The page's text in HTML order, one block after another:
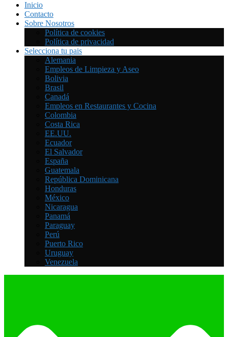
Inicio
Contacto
Sobre Nosotros
Política de cookies
Política de privacidad
Selecciona tu pais
Alemania
Empleos de Limpieza y Aseo
Bolivia
Brasil
Canadá
Empleos en Restaurantes y Cocina
Colombia
Costa Rica
EE.UU.
Ecuador
El Salvador
España
Guatemala
República Dominicana
Honduras
México
Nicaragua
Panamá
Paraguay
Perú
Puerto Rico
Uruguay
Venezuela